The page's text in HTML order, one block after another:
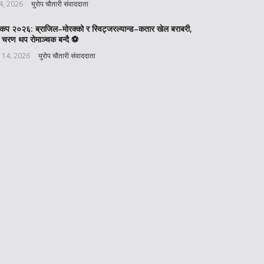
2026 युरोप चौतारी संवाददाता
२०२६: ब्राजिल–मोरक्को र स्विट्जरल्यान्ड–कतार खेल बराबरी,
थप रोमाञ्चक बन्दै ⚽️
14, 2026 युरोप चौतारी संवाददाता